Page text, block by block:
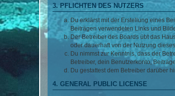
3. PFLICHTEN DES NUTZERS
Du erklärst mit der Erstellung eines
Beiträgen verwendeten Links und
Der Betreiber des Boards übt das
oder dauerhaft von der Nutzung
Du nimmst zur Kenntnis, dass der
Betreiber, dein Benutzerkonto,
Du gestattest dem Betreiber darüber
4. GENERAL PUBLIC LICENSE